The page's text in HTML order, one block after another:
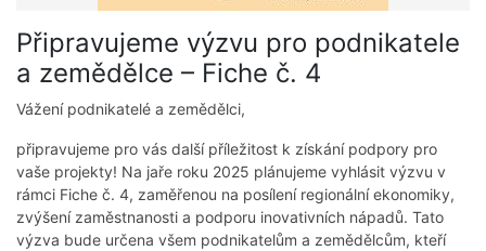
Připravujeme výzvu pro podnikatele
a zemědělce – Fiche č. 4
Vážení podnikatelé a zemědělci,
připravujeme pro vás další příležitost k získání podpory pro
vaše projekty! Na jaře roku 2025 plánujeme vyhlásit výzvu v
rámci Fiche č. 4, zaměřenou na posílení regionální ekonomiky,
zvýšení zaměstnanosti a podporu inovativních nápadů. Tato
výzva bude určena všem podnikatelům a zemědělcům, kteří